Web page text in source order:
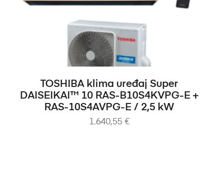
DODAJ U KOŠARICU
TOSHIBA klima uređaj Super
DAISEIKAI™ 10 RAS-B10S4KVPG-E +
RAS-10S4AVPG-E / 2,5 kW
1.640,55 €